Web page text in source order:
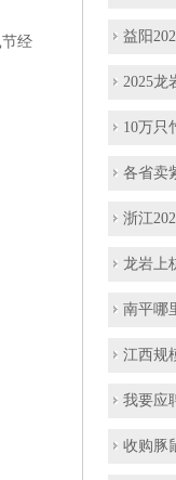
经
益阳
2025龙
10万只
各省卖
浙江
龙岩上
南平哪
江西规
我要应
收购豚